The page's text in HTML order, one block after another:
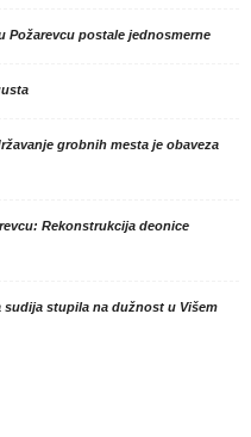
Požarevcu postale jednosmerne
grobnih mesta je obaveza
Rekonstrukcija deonice
sudija stupila na dužnost u Višem